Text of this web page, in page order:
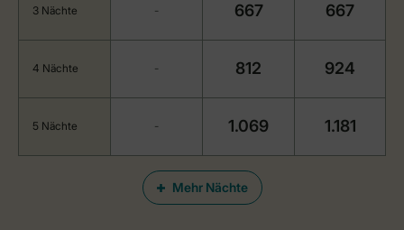
Mehr Nächte
3 Nächte - 667 667
4 Nächte - 812 924
5 Nächte - 1.069 1.181